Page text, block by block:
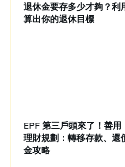
退休金要存多少才夠？利
算出你的退休目標
EPF 第三戶頭來了！善
理財規劃：轉移存款、還
金攻略